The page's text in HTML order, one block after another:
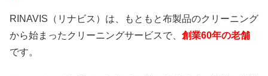
RINAVIS（リナビス）は、もともと布製品のクリーニング
から始まったクリーニングサービスで、 創業60年の老舗
です。